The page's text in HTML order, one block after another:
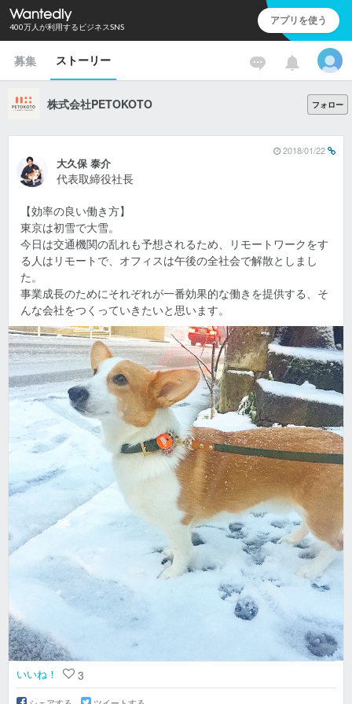
400万人が利用するビジネスSNS アプリを使う
募集 ストーリー
株式会社PETOKOTO フォロー
大久保 泰介
代表取締役社長
2018/01/22
【効率の良い働き方】
東京は初雪で大雪。
今日は交通機関の乱れも予想されるため、リモートワークをす
る人はリモートで、オフィスは午後の全社会で解散としまし
た。
事業成長のためにそれぞれが一番効果的な働きを提供する、そ
んな会社をつくっていきたいと思います。
いいね！ 3